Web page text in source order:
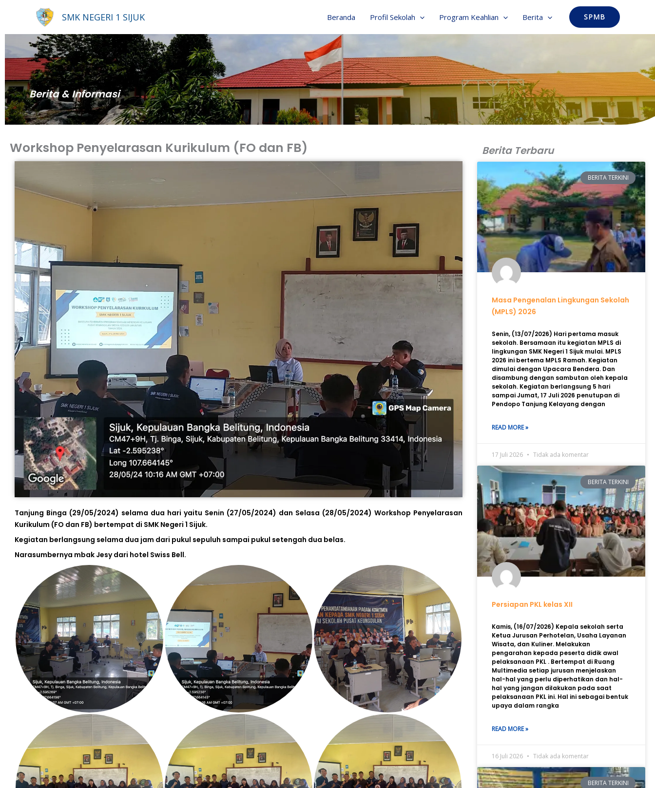
SMK NEGERI 1 SIJUK Beranda Profil Sekolah Program Keahlian Berita SPMB
Berita & Informasi
Workshop Penyelarasan Kurikulum (FO dan FB)
Tanjung Binga (29/05/2024) selama dua hari yaitu Senin (27/05/2024) dan Selasa (28/05/2024) Workshop Penyelarasan
Kurikulum (FO dan FB) bertempat di SMK Negeri 1 Sijuk.
Kegiatan berlangsung selama dua jam dari pukul sepuluh sampai pukul setengah dua belas.
Narasumbernya mbak Jesy dari hotel Swiss Bell.
Berita Terbaru
BERITA TERKINI
Masa Pengenalan Lingkungan Sekolah
(MPLS) 2026
Senin, (13/07/2026) Hari pertama masuk
sekolah. Bersamaan itu kegiatan MPLS di
lingkungan SMK Negeri 1 Sijuk mulai. MPLS
2026 ini bertema MPLS Ramah. Kegiatan
dimulai dengan Upacara Bendera. Dan
disambung dengan sambutan oleh kepala
sekolah. Kegiatan berlangsung 5 hari
sampai Jumat, 17 Juli 2026 penutupan di
Pendopo Tanjung Kelayang dengan
READ MORE »
17 Juli 2026 Tidak ada komentar
BERITA TERKINI
Persiapan PKL kelas XII
Kamis, (16/07/2026) Kepala sekolah serta
Ketua Jurusan Perhotelan, Usaha Layanan
Wisata, dan Kuliner. Melakukan
pengarahan kepada peserta didik awal
pelaksanaan PKL . Bertempat di Ruang
Multimedia setiap jurusan menjelaskan
hal-hal yang perlu diperhatikan dan hal-
hal yang jangan dilakukan pada saat
pelaksanaan PKL ini. Hal ini sebagai bentuk
upaya dalam rangka
READ MORE »
16 Juli 2026 Tidak ada komentar
BERITA TERKINI